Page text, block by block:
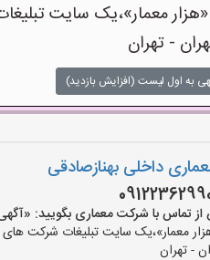
معمار»،یک سایت
- تهران
به اول لیست (افزایش بازدید)
داخلی بهنازصادقی
تماس با شرکت معماری بگویید: «آگهی شما را
معمار»،یک سایت تبلیغات شرکت
- تهران